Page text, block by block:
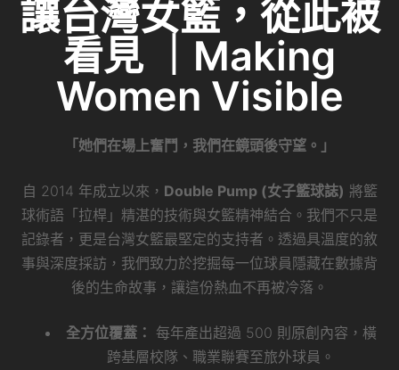
讓台灣女籃，從此被
看見 ｜Making
Women Visible
「她們在場上奮鬥，我們在鏡頭後守望。」
自 2014 年成立以來， Double Pump (女子籃球誌) 將籃
球術語「拉桿」精湛的技術與女籃精神結合。我們不只是
記錄者，更是台灣女籃最堅定的支持者。透過具溫度的敘
事與深度採訪，我們致力於挖掘每一位球員隱藏在數據背
後的生命故事，讓這份熱血不再被冷落。
全方位覆蓋： 每年產出超過 500 則原創內容，橫
跨基層校隊、職業聯賽至旅外球員。